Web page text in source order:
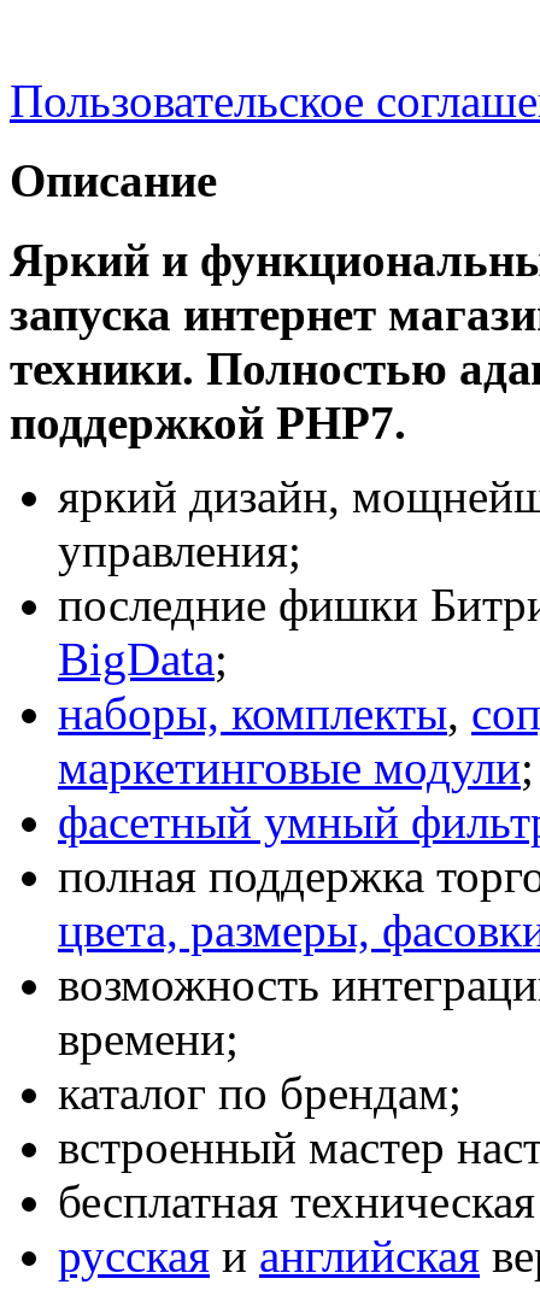
Пользовательское
Описание
Яркий и
запуска интернет
техники. Полностью
поддержкой PHP7.
яркий дизайн,
управления;
последние фишки
BigData;
наборы, комплекты,
маркетинговые модули;
фасетный умный
полная поддержка
цвета, размеры,
возможность
времени;
каталог по брендам;
встроенный мастер
бесплатная
русская и английская